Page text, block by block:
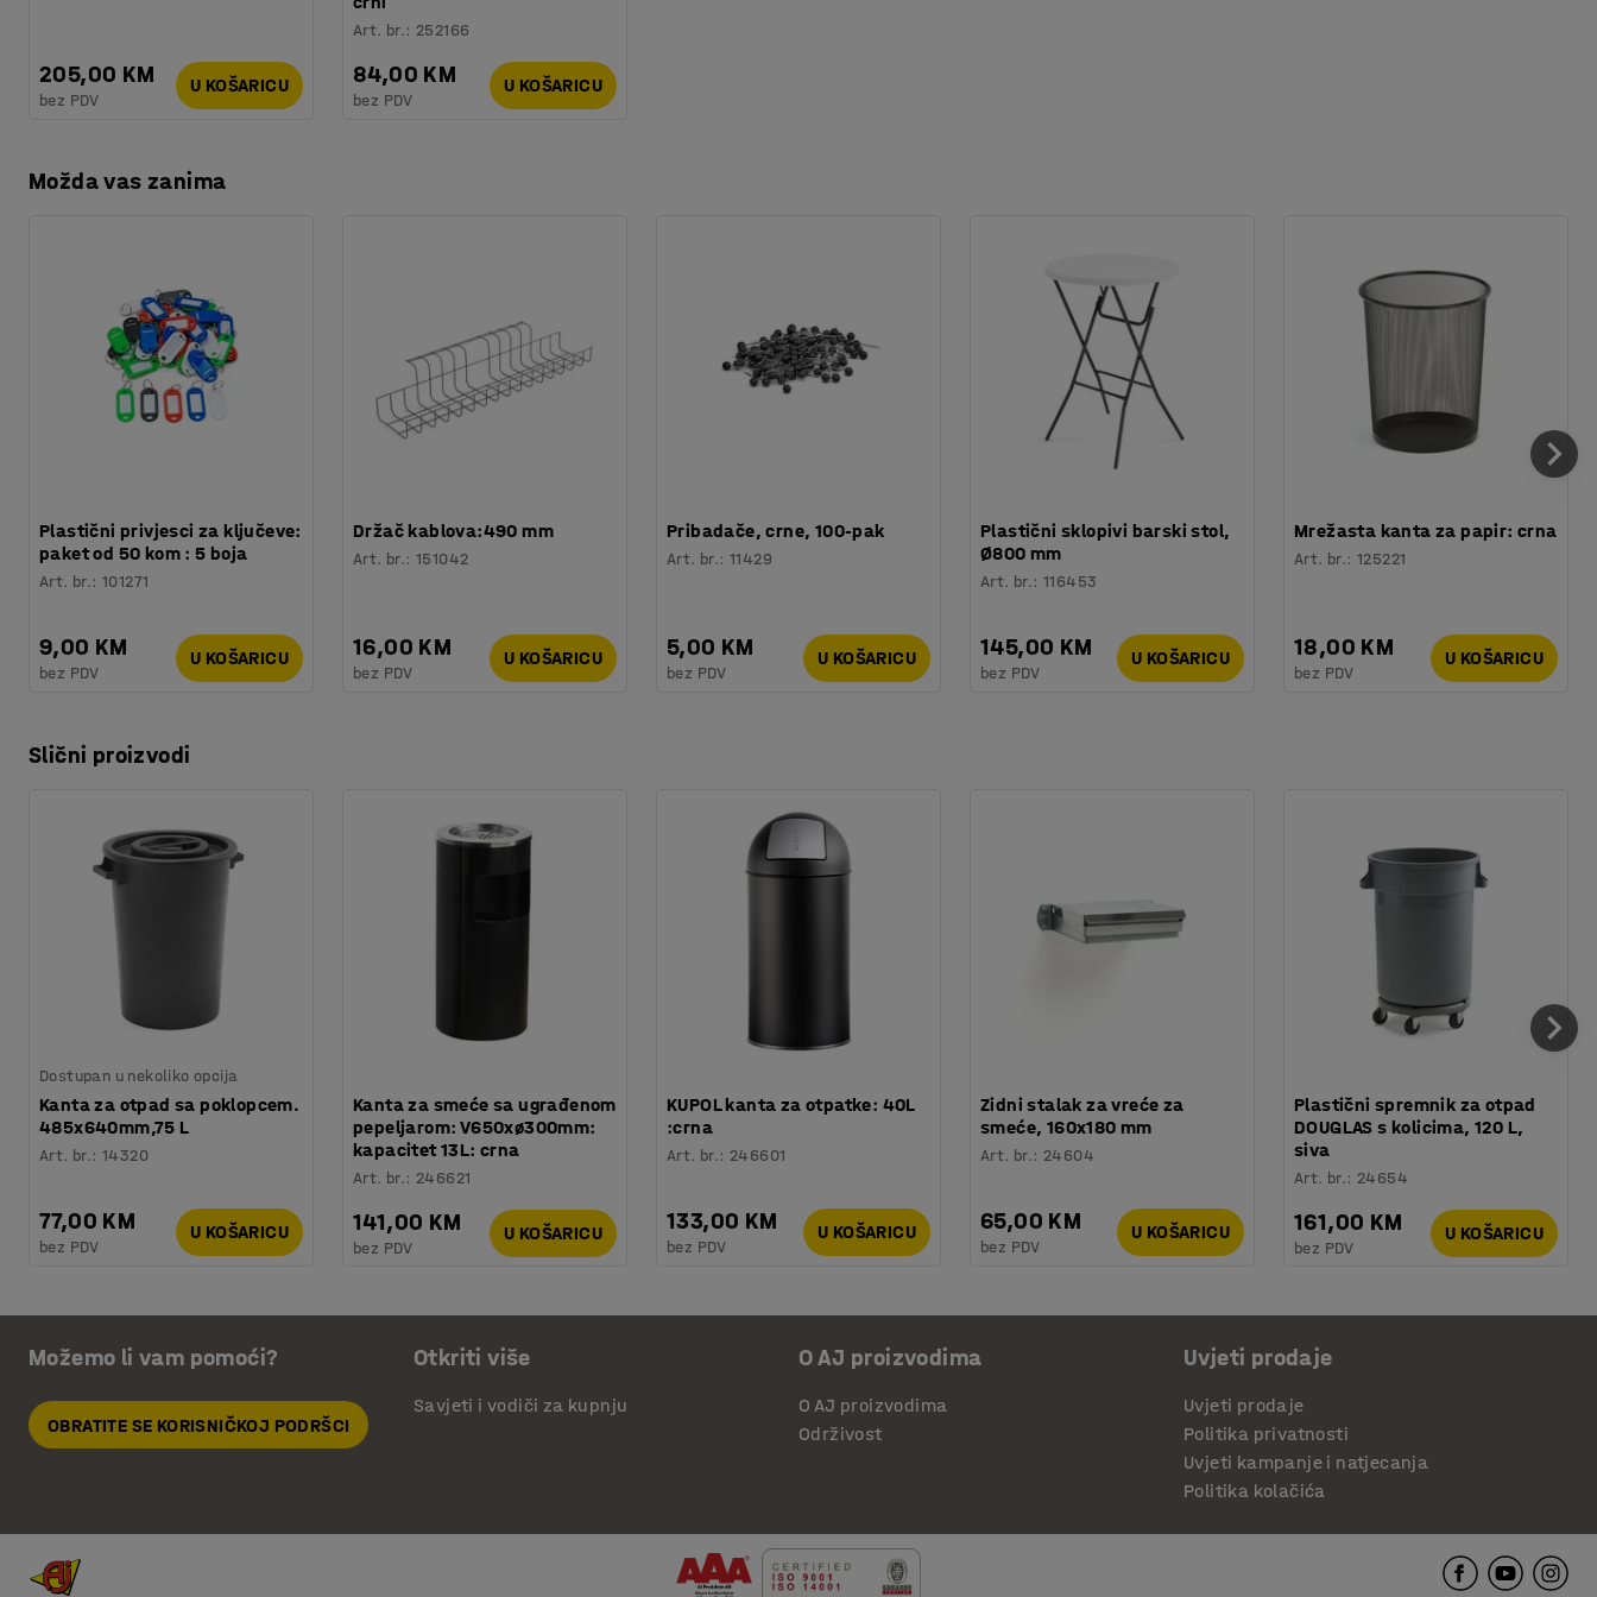
205,00 KM
bez PDV
U KOŠARICU
Art. br.: 252166
84,00 KM
bez PDV
U KOŠARICU
Možda vas zanima
Plastični privjesci za ključeve:
paket od 50 kom : 5 boja
Art. br.:101271
9,00 KM
bez PDV
U KOŠARICU
Držač kablova:490 mm
Art. br.:151042
16,00 KM
bez PDV
U KOŠARICU
Pribadače, crne, 100-pak
Art. br.:11429
5,00 KM
bez PDV
U KOŠARICU
Plastični sklopivi barski stol,
Ø800 mm
Art. br.:116453
145,00 KM
bez PDV
U KOŠARICU
Mrežasta kanta za papir: crna
Art. br.:125221
18,00 KM
bez PDV
U KOŠARICU
Slični proizvodi
Dostupan u nekoliko opcija
Kanta za otpad sa poklopcem.
485x640mm,75 L
Art. br.:14320
77,00 KM
bez PDV
U KOŠARICU
Kanta za smeće sa ugrađenom
pepeljarom: V650xø300mm:
kapacitet 13L: crna
Art. br.: 246621
141,00 KM
bez PDV
U KOŠARICU
KUPOL kanta za otpatke: 40L
:crna
Art. br.: 246601
133,00 KM
bez PDV
U KOŠARICU
Zidni stalak za vreće za
smeće, 160x180 mm
Art. br.: 24604
65,00 KM
bez PDV
U KOŠARICU
Plastični spremnik za otpad
DOUGLAS s kolicima, 120 L,
siva
Art. br.: 24654
161,00 KM
bez PDV
U KOŠARICU
Možemo li vam pomoći?
OBRATITE SE KORISNIČKOJ PODRŠCI
Otkriti više
Savjeti i vodiči za kupnju
O AJ proizvodima
O AJ proizvodima
Održivost
Uvjeti prodaje
Uvjeti prodaje
Politika privatnosti
Uvjeti kampanje i natjecanja
Politika kolačića